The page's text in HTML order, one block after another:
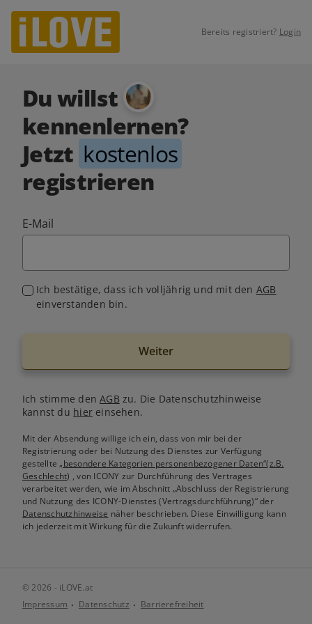
Bereits registriert? Login
Du willst
kennenlernen?
Jetzt kostenlos
registrieren
E-Mail
Ich bestätige, dass ich volljährig und mit den AGB
einverstanden bin.
Weiter
Ich stimme denAGB zu. Die Datenschutzhinweise
kannst du hiereinsehen.
Mit der Absendung willige ich ein, dass von mir bei der
Registrierung oder bei Nutzung des Dienstes zur Verfügung
gestellte„besondere Kategorien personenbezogener Daten“(z.B.
Geschlecht) , von ICONY zur Durchführung des Vertrages
verarbeitet werden, wie im Abschnitt „Abschluss der Registrierung
und Nutzung des ICONY-Dienstes (Vertragsdurchführung)“ der
Datenschutzhinweise näher beschrieben. Diese Einwilligung kann
ich jederzeit mit Wirkung für die Zukunft widerrufen.
© 2026 - iLOVE.at
Impressum
Datenschutz Barrierefreiheit